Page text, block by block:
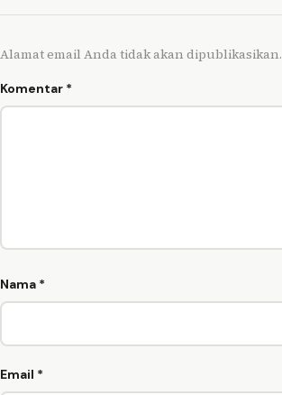
Alamat email Anda tidak akan dipublikasikan.
Komentar *
Nama *
Email *